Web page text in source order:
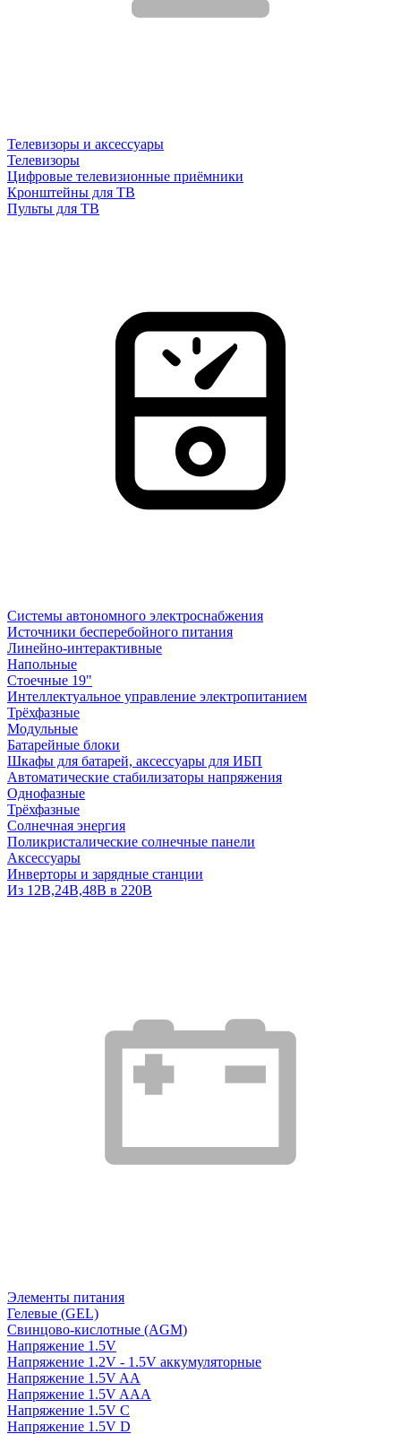
Телевизоры и аксессуары
Телевизоры
Цифровые телевизионные приёмники
Кронштейны для ТВ
Пульты для ТВ
Системы автономного электроснабжения
Источники бесперебойного питания
Линейно-интерактивные
Напольные
Стоечные 19"
Интеллектуальное управление электропитанием
Трёхфазные
Модульные
Батарейные блоки
Шкафы для батарей, аксессуары для ИБП
Автоматические стабилизаторы напряжения
Однофазные
Трёхфазные
Солнечная энергия
Поликристалические солнечные панели
Аксессуары
Инверторы и зарядные станции
Из 12В,24В,48В в 220В
Элементы питания
Гелевые (GEL)
Свинцово-кислотные (AGM)
Напряжение 1.5V
Напряжение 1.2V - 1.5V аккумуляторные
Напряжение 1.5V AA
Напряжение 1.5V AAA
Напряжение 1.5V C
Напряжение 1.5V D